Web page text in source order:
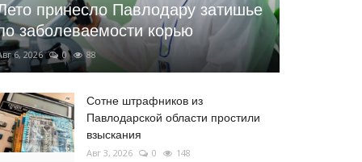
принесло Павлодару затишье
заболеваемости корью
6, 2026 0 88
Сотне штрафников из
Павлодарской области простили
взыскания
Авг 3, 2026 0 148